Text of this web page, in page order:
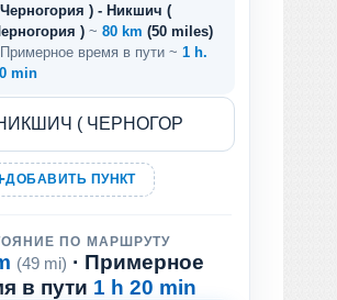
) - Никшич (
) ~ 80 km (50 miles)
. Примерное время в пути ~ 1 h.
min
ДОБАВИТЬ ПУНКТ
ПО МАРШРУТУ
(49 mi) · Примерное
в пути 1 h 20 min